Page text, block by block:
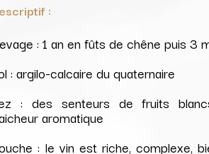
:
: 1 an en fûts de chêne puis 3
: argilo-calcaire du quaternaire
: des senteurs de fruits
aromatique
: le vin est riche, complexe,